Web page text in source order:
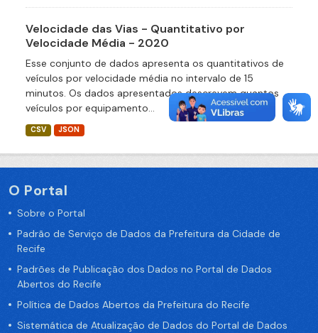
Velocidade das Vias - Quantitativo por
Velocidade Média - 2020
Esse conjunto de dados apresenta os quantitativos de
veículos por velocidade média no intervalo de 15
minutos. Os dados apresentados descrevem quantos
veículos por equipamento...
CSV JSON
O Portal
Sobre o Portal
Padrão de Serviço de Dados da Prefeitura da Cidade de
Recife
Padrões de Publicação dos Dados no Portal de Dados
Abertos do Recife
Política de Dados Abertos da Prefeitura do Recife
Sistemática de Atualização de Dados do Portal de Dados